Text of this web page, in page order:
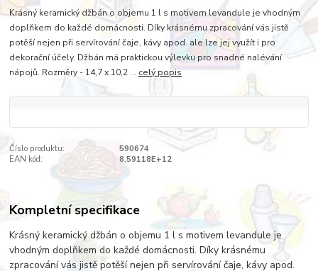
Krásný keramický džbán o objemu 1 l s motivem levandule je vhodným
doplňkem do každé domácnosti. Díky krásnému zpracování vás jistě
potěší nejen při servírování čaje, kávy apod. ale lze jej využít i pro
dekorační účely. Džbán má praktickou výlevku pro snadné nalévání
nápojů. Rozměry - 14,7 x 10,2 ... celý popis
Číslo produktu:
590674
EAN kód:
8,59118E+12
Kompletní specifikace
Krásný keramický džbán o objemu 1 l s motivem levandule je
vhodným doplňkem do každé domácnosti. Díky krásnému
zpracování vás jistě potěší nejen při servírování čaje, kávy apod.